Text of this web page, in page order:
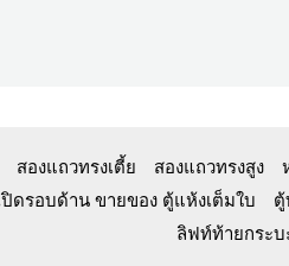
สองแถวทรงเตี้ย สองแถวทรงสูง
ปิดรอบด้าน ขายของ ตู้แห้งเต็มใบ ตู้
ลิฟท์ท้ายกระบ